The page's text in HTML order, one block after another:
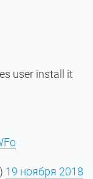
user install it
19 ноября 2018